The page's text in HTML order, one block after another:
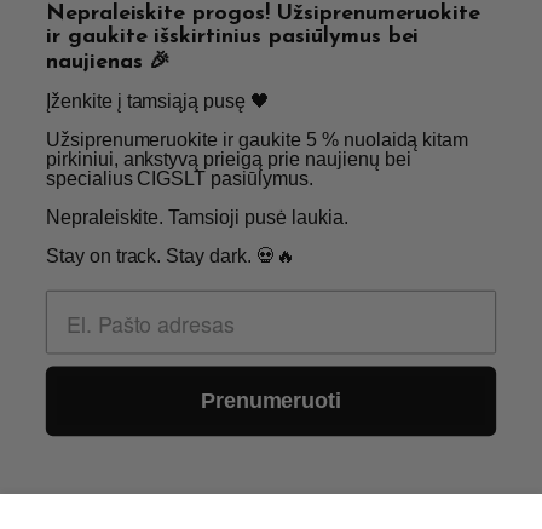
© 2026 Visos teisės saugomos - CigsLT.app
Nepraleiskite progos! Užsiprenumeruokite
ir gaukite išskirtinius pasiūlymus bei
naujienas 🎉
Įženkite į tamsiąją pusę 🖤 ​
Užsiprenumeruokite ir gaukite 5 % nuolaidą kitam
pirkiniui, ankstyvą prieigą prie naujienų bei
specialius CIGSLT pasiūlymus. ​
Nepraleiskite. Tamsioji pusė laukia.
Stay on track. Stay dark. 💀🔥
Prenumeruoti